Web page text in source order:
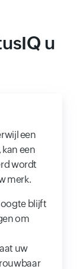
u
een
een
wordt
merk.
blijft
om
uw